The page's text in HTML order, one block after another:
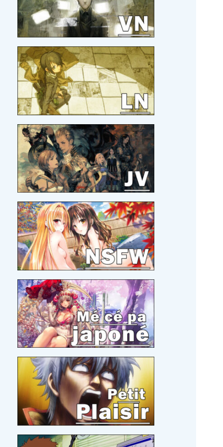
21/04/2026 :MAJ
SORTIR DE MA TÊTE EN TOUT
CONFORT